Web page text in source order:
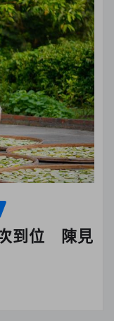
到位 陳見